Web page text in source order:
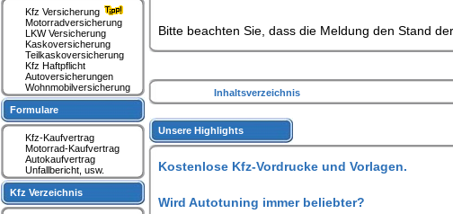
Bitte beachten Sie, dass die Meldung den Stand
Inhaltsverzeichnis
Unsere Highlights
Kostenlose Kfz-Vordrucke und Vorlagen.
Wird Autotuning immer beliebter?
Kfz Versicherung
Motorradversicherung
LKW Versicherung
Kaskoversicherung
Teilkaskoversicherung
Kfz Haftpflicht
Autoversicherungen
Wohnmobilversicherung
Formulare
Kfz-Kaufvertrag
Motorrad-Kaufvertrag
Autokaufvertrag
Unfallbericht, usw.
Kfz Verzeichnis